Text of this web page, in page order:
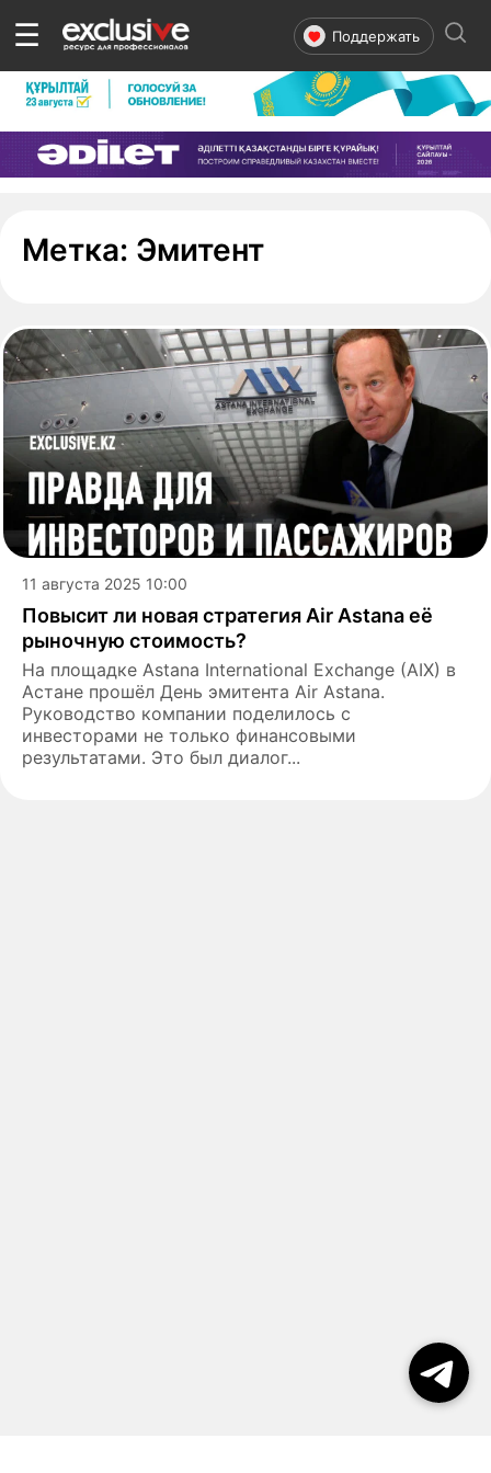
☰ Поддержать
Метка: Эмитент- страница 1
11 августа 2025 10:00
Повысит ли новая стратегия Air Astana её
рыночную стоимость?
На площадке Astana International Exchange (AIX) в
Астане прошёл День эмитента Air Astana.
Руководство компании поделилось с
инвесторами не только финансовыми
результатами. Это был диалог...